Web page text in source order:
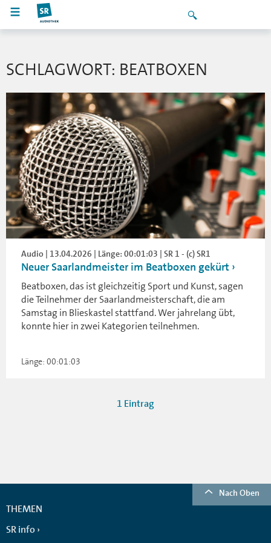
SCHLAGWORT: BEATBOXEN
Audio | 13.04.2026 | Länge: 00:01:03 | SR 1 - (c) SR1
Neuer Saarlandmeister im Beatboxen gekürt
Beatboxen, das ist gleichzeitig Sport und Kunst, sagen
die Teilnehmer der Saarlandmeisterschaft, die am
Samstag in Blieskastel stattfand. Wer jahrelang übt,
konnte hier in zwei Kategorien teilnehmen.
Länge: 00:01:03
1 Eintrag
Nach Oben
THEMEN
SR info